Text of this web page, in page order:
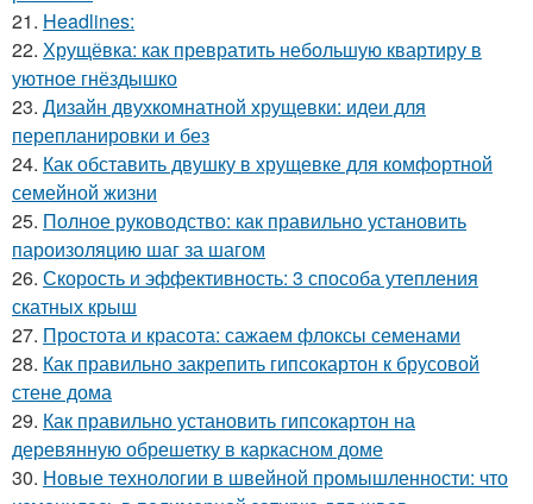
21. Headlines:
22. Хрущёвка: как превратить небольшую квартиру в
уютное гнёздышко
23. Дизайн двухкомнатной хрущевки: идеи для
перепланировки и без
24. Как обставить двушку в хрущевке для комфортной
семейной жизни
25. Полное руководство: как правильно установить
пароизоляцию шаг за шагом
26. Скорость и эффективность: 3 способа утепления
скатных крыш
27. Простота и красота: сажаем флоксы семенами
28. Как правильно закрепить гипсокартон к брусовой
стене дома
29. Как правильно установить гипсокартон на
деревянную обрешетку в каркасном доме
30. Новые технологии в швейной промышленности: что